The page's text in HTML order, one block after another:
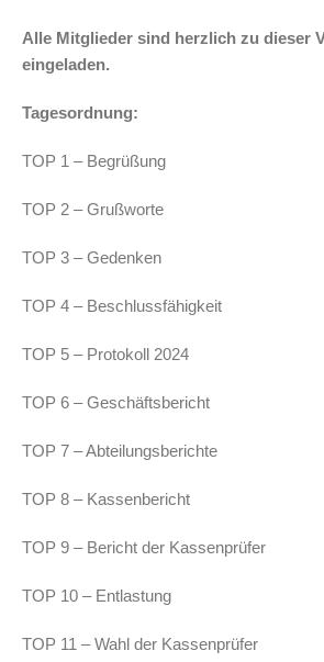
Alle Mitglieder sind herzlich zu dieser
eingeladen.
Tagesordnung:
TOP 1 – Begrüßung
TOP 2 – Grußworte
TOP 3 – Gedenken
TOP 4 – Beschlussfähigkeit
TOP 5 – Protokoll 2024
TOP 6 – Geschäftsbericht
TOP 7 – Abteilungsberichte
TOP 8 – Kassenbericht
TOP 9 – Bericht der Kassenprüfer
TOP 10 – Entlastung
TOP 11 – Wahl der Kassenprüfer